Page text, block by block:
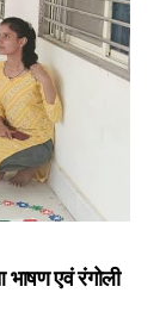
एवं रंगोली